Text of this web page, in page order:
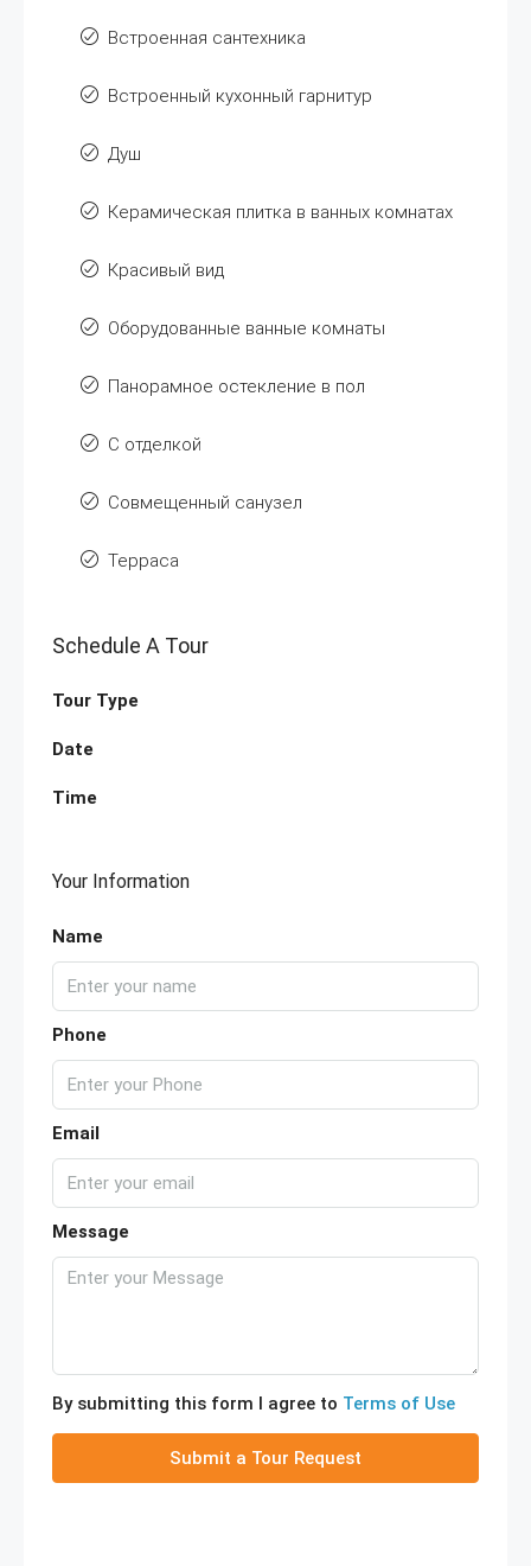
Встроенная сантехника
Встроенный кухонный гарнитур
Душ
Керамическая плитка в ванных комнатах
Красивый вид
Оборудованные ванные комнаты
Панорамное остекление в пол
С отделкой
Совмещенный санузел
Терраса
Schedule A Tour
Tour Type
Date
Time
Your Information
Name
Phone
Email
Message
By submitting this form I agree to Terms of Use
Submit a Tour Request